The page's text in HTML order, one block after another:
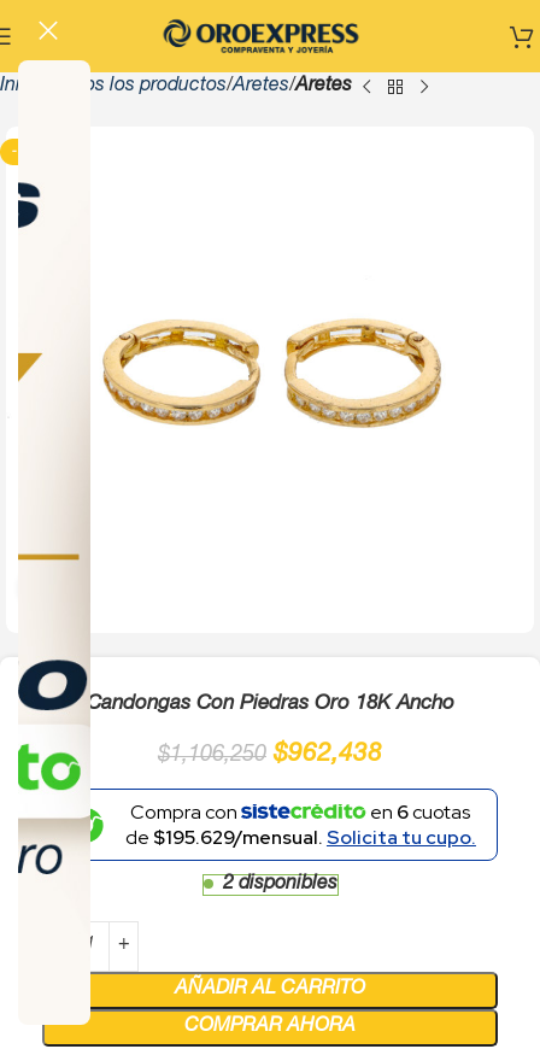
Inicio Todos los productos Aretes Aretes
-13%
Candongas Con Piedras Oro 18K Ancho
$1,106,250 $962,438
Compra con en 6cuotas
de $195.629/mensual.Solicita tu cupo.
2 disponibles
AÑADIR AL CARRITO
COMPRAR AHORA